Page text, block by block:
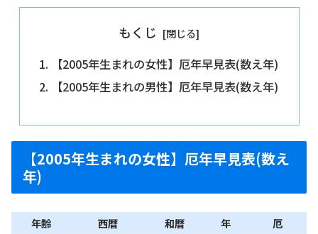
もくじ
【2005年生まれの女性】厄年早見表(数え年)
【2005年生まれの男性】厄年早見表(数え年)
【2005年生まれの女性】厄年早見表(数え
年)
年齢 西暦 和暦 年
厄